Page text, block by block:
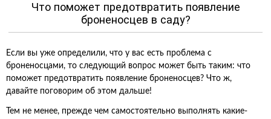
Что поможет предотвратить появление
броненосцев в саду?
Если вы уже определили, что у вас есть проблема с
броненосцами, то следующий вопрос может быть таким: что
поможет предотвратить появление броненосцев? Что ж,
давайте поговорим об этом дальше!
Тем не менее, прежде чем самостоятельно выполнять какие-